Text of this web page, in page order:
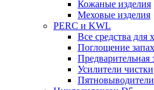
Кожаные изделия
Меховые изделия
PERC и KWL
Все средства
Поглощение
Предварительная
Усилители чистки
Пятновыводители